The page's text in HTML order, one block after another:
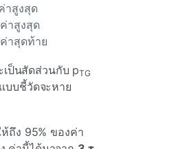
าสูงสุด
าสูงสุด
าสุดท้าย
ป็นสัดส่วนกับ pTG
บบชี้วัดจะหาย
ห้ถึง 95% ของค่า